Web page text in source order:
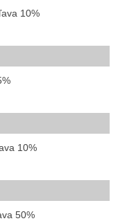
10%
10%
50%